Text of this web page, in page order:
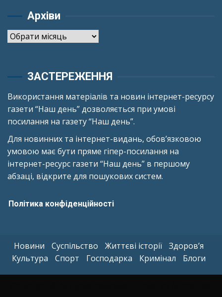
Архіви
Архіви
ЗАСТЕРЕЖЕННЯ
Використання матеріалів та новин інтернет-ресурсу
газети “Наш день” дозволяється при умові
посилання на газету “Наш день”.
Для новинних та інтернет-видань, обов’язковою
умовою має бути пряме гіпер-посилання на
інтернет-ресурс газети “Наш день” в першому
абзаці, відкрите для пошукових систем.
Політика конфіденційності
Новини Суспільство Життєві історії
Здоров’я
Культура
Спорт Господарка Кримінал Блоги